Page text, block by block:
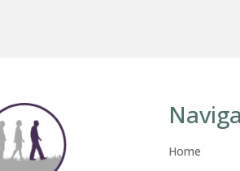
Home